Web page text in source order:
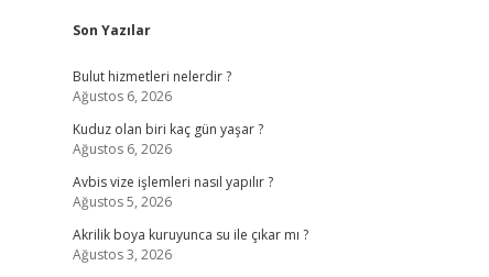
Sidebar
Son Yazılar
Bulut hizmetleri nelerdir ?
Ağustos 6, 2026
Kuduz olan biri kaç gün yaşar ?
Ağustos 6, 2026
Avbis vize işlemleri nasıl yapılır ?
Ağustos 5, 2026
Akrilik boya kuruyunca su ile çıkar mı ?
Ağustos 3, 2026